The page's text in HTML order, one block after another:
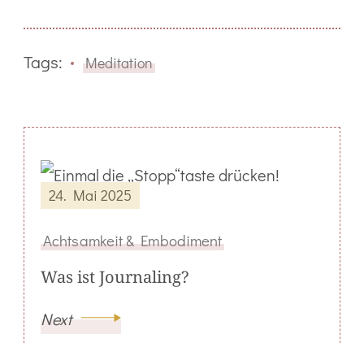
Tags: Meditation
24. Mai 2025
Achtsamkeit & Embodiment
Was ist Journaling?
Next